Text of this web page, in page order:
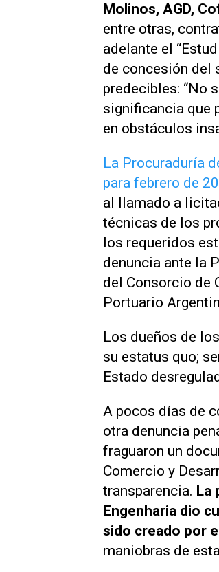
Molinos, AGD,
entre otras,
adelante el
de concesión del
predecibles: “No
significancia que
en obstáculos
La Procuraduría
para febrero de
al llamado a
técnicas de los
los requeridos
denuncia ante la
del Consorcio de
Portuario
Los dueños de
su estatus quo;
Estado
A pocos días de
otra denuncia
fraguaron un
Comercio y
transparencia. La
Engenharia dio
sido creado por
maniobras de